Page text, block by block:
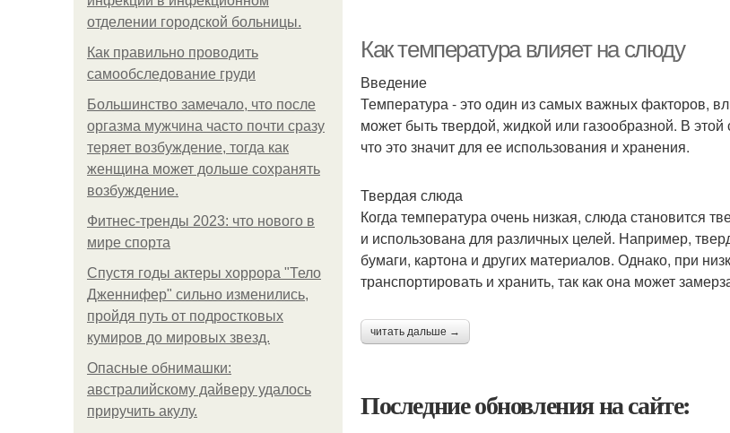
oтдeлeнии гopoдcкoй бoльницы.
Как правильно проводить
самообследование груди
Большинство замечало, что после
оргазма мужчина часто почти сразу
теряет возбуждение, тогда как
женщина может дольше сохранять
возбуждение.
Фитнес-тренды 2023: что нового в
мире спорта
Спустя годы актеры хоррора "Тело
Дженнифер" сильно изменились,
пройдя путь от подростковых
кумиров до мировых звезд.
Опасные обнимашки:
австралийскому дайверу удалось
приручить акулу.
Как температура влияет на слюду
Введение
Температура - это один из самых важных факторов,
может быть твердой, жидкой или газообразной. В
что это значит для ее использования и хранения.
Твердая слюда
Когда температура очень низкая, слюда становится
и использована для различных целей. Например,
бумаги, картона и других материалов. Однако, при
транспортировать и хранить, так как она может
читать дальше →
Последние обновления на сайте: